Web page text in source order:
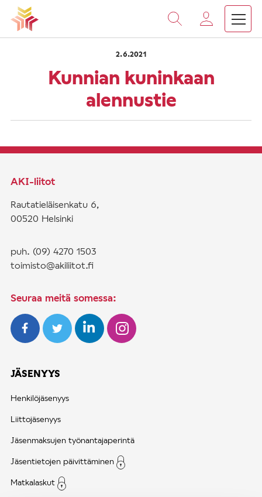
Vieritä
sisältöön
Etusivu Kunnian kuninkaan alennustie
2.6.2021
Kunnian kuninkaan
alennustie
AKI-liitot
Rautatieläisenkatu 6,
00520 Helsinki
puh. (09) 4270 1503
toimisto@akiliitot.fi
Seuraa meitä somessa:
JÄSENYYS
Henkilöjäsenyys
Liittojäsenyys
Jäsenmaksujen työnantajaperintä
Jäsentietojen päivittäminen
Matkalaskut